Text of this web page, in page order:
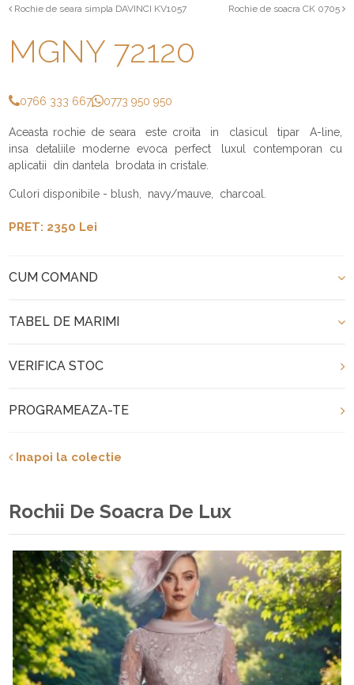
Rochie de seara simpla DAVINCI KV1057 Rochie de soacra CK 0705
MGNY 72120
0766 333 667 0773 950 950
Aceasta rochie de seara este croita in clasicul tipar A-line,
insa detaliile moderne evoca perfect luxul contemporan cu
aplicatii din dantela brodata in cristale.
Culori disponibile - blush, navy/mauve, charcoal.
PRET: 2350 Lei
CUM COMAND
TABEL DE MARIMI
VERIFICA STOC
PROGRAMEAZA-TE
Inapoi la colectie
Rochii De Soacra De Lux